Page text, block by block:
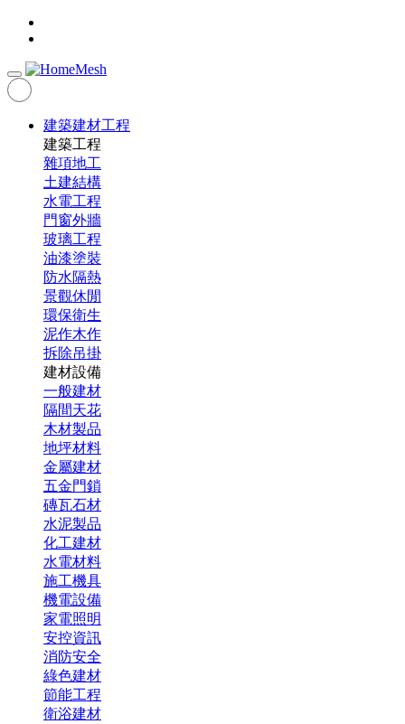
建築建材工程
建築工程
雜項地工
土建結構
水電工程
門窗外牆
玻璃工程
油漆塗裝
防水隔熱
景觀休閒
環保衛生
泥作木作
拆除吊掛
建材設備
一般建材
隔間天花
木材製品
地坪材料
金屬建材
五金門鎖
磚瓦石材
水泥製品
化工建材
水電材料
施工機具
機電設備
家電照明
安控資訊
消防安全
綠色建材
節能工程
衛浴建材